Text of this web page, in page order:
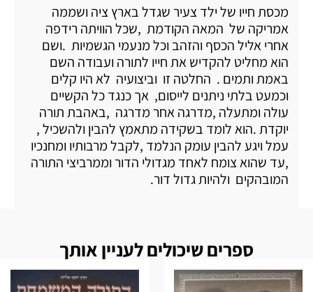
מכסת חייו של ילד צעיר שגדל בארץ ציה ושממה
אמריקה של המאה הקודמת ,שכל הוויתה רידפה
אחרי אליל הכסף והזהב וכל מנעמי הגשמיות .ושם
הוא מחליט להקדיש את חייו לתורה ועבודה השם
באמת ותמים . החלטה זו וביצועיה לא היו קלים
וכמעט בלתי ניתנים לייסום, אך כנגד כל הקשיים
עולה ומתעלה ,מדרגה אחר מדרגה ,באהבת תורה
יוקדת .הוא לומד בשקידה מתאמץ להבין ולהשכיל ,
עמל ויגע להבין עומק הנלמד ,לקבל מרבותיו ומחנכיו
,עד שהוא צומח לאחד מגדולי הדור וממרביצי התורה
המובהקים ולהיות גדול דור.
ספרים שיכולים לעניין אותך